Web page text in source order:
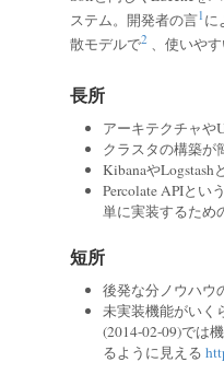
ステム。開発者の言1 に
散モデルで2 、使いやす
長所
アーキテクチャや
クラスタの構築が
KibanaやLogstash
Percolate APIとい
単に実装するため
短所
後発な分ノウハウ
未実装機能がいく
(2014-02-09)では
るように見える